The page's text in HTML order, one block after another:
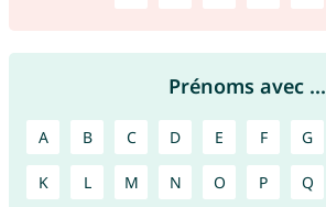
Prénoms avec ...
A B C D E F G
K L M N O P Q